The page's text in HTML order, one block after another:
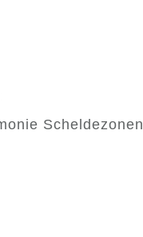
Scheldezonen